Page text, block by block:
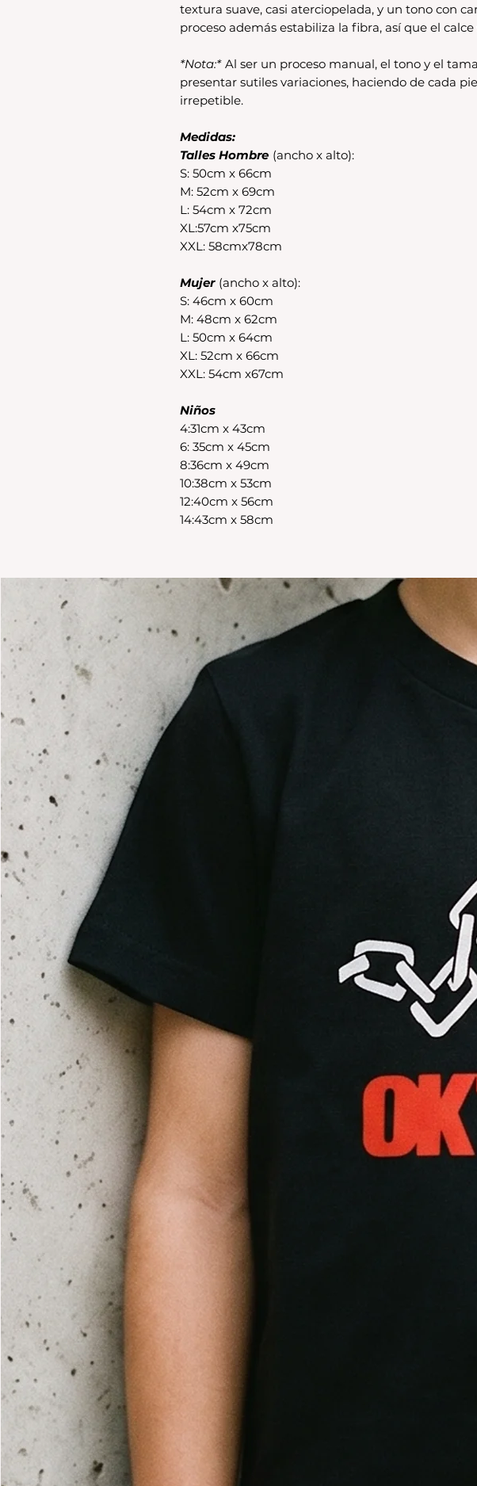
textura suave, casi aterciopelada, y un tono con
proceso además estabiliza la fibra, así que el
*Nota:* Al ser un proceso manual, el tono y el
presentar sutiles variaciones, haciendo de cada
irrepetible.
Medidas:
Talles Hombre (ancho x alto):
S: 50cm x 66cm
M: 52cm x 69cm
L: 54cm x 72cm
XL:57cm x75cm
XXL: 58cmx78cm
Mujer (ancho x alto):
S: 46cm x 60cm
M: 48cm x 62cm
L: 50cm x 64cm
XL: 52cm x 66cm
XXL: 54cm x67cm
Niños
4:31cm x 43cm
6: 35cm x 45cm
8:36cm x 49cm
10:38cm x 53cm
12:40cm x 56cm
14:43cm x 58cm